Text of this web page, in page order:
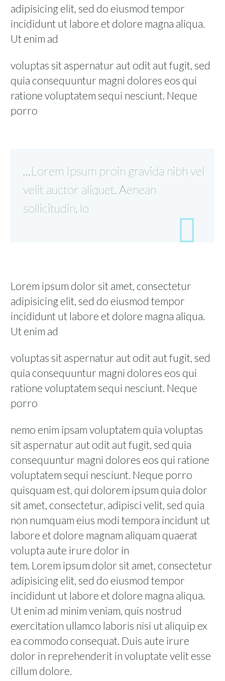
adipisicing elit, sed do eiusmod tempor
incididunt ut labore et dolore magna aliqua.
Ut enim ad
voluptas sit aspernatur aut odit aut fugit, sed
quia consequuntur magni dolores eos qui
ratione voluptatem sequi nesciunt. Neque
porro
…Lorem Ipsum proin gravida nibh vel
velit auctor aliquet. Aenean
sollicitudin, lo

Lorem ipsum dolor sit amet, consectetur
adipisicing elit, sed do eiusmod tempor
incididunt ut labore et dolore magna aliqua.
Ut enim ad
voluptas sit aspernatur aut odit aut fugit, sed
quia consequuntur magni dolores eos qui
ratione voluptatem sequi nesciunt. Neque
porro
nemo enim ipsam voluptatem quia voluptas
sit aspernatur aut odit aut fugit, sed quia
consequuntur magni dolores eos qui ratione
voluptatem sequi nesciunt. Neque porro
quisquam est, qui dolorem ipsum quia dolor
sit amet, consectetur, adipisci velit, sed quia
non numquam eius modi tempora incidunt ut
labore et dolore magnam aliquam quaerat
volupta aute irure dolor in
tem. Lorem ipsum dolor sit amet, consectetur
adipisicing elit, sed do eiusmod tempor
incididunt ut labore et dolore magna aliqua.
Ut enim ad minim veniam, quis nostrud
exercitation ullamco laboris nisi ut aliquip ex
ea commodo consequat. Duis aute irure
dolor in reprehenderit in voluptate velit esse
cillum dolore.